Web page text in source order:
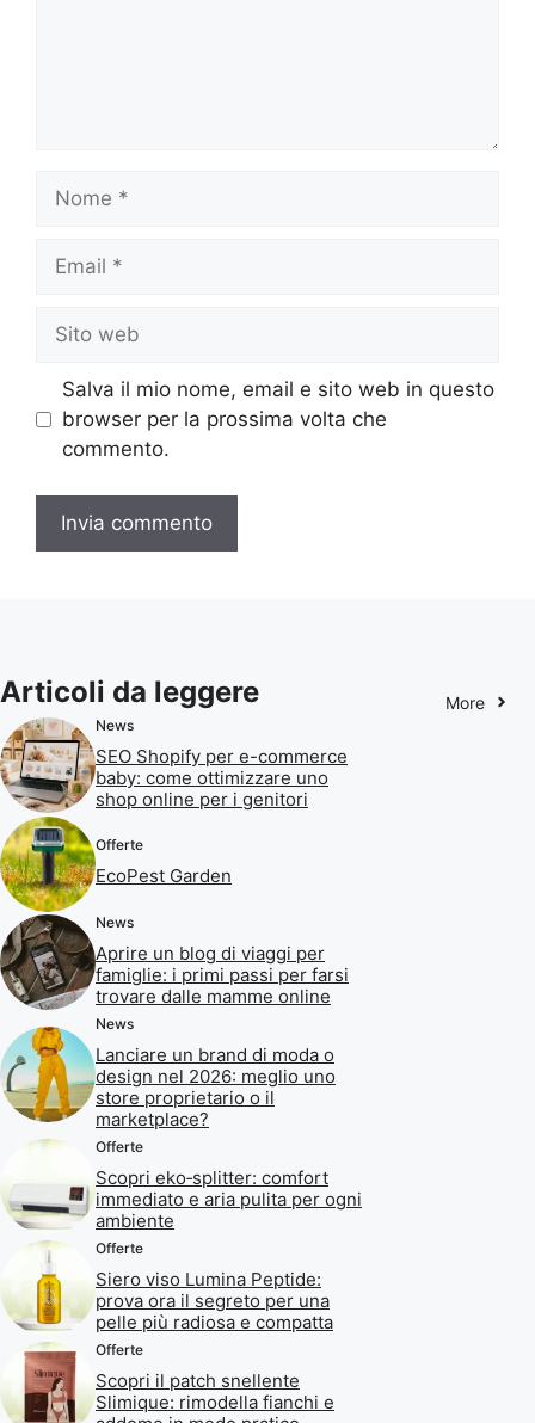
Nome
Email
Sito
web
Salva il mio nome, email e sito web in questo
browser per la prossima volta che
commento.
Articoli da leggere More
News
SEO Shopify per e-commerce
baby: come ottimizzare uno
shop online per i genitori
Offerte
EcoPest Garden
News
Aprire un blog di viaggi per
famiglie: i primi passi per farsi
trovare dalle mamme online
News
Lanciare un brand di moda o
design nel 2026: meglio uno
store proprietario o il
marketplace?
Offerte
Scopri eko‑splitter: comfort
immediato e aria pulita per ogni
ambiente
Offerte
Siero viso Lumina Peptide:
prova ora il segreto per una
pelle più radiosa e compatta
Offerte
Scopri il patch snellente
Slimique: rimodella fianchi e